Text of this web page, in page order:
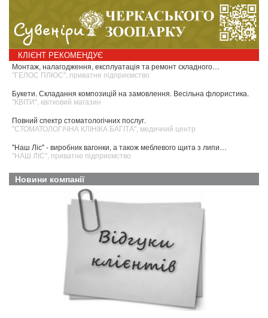
КЛІЄНТ РЕКОМЕНДУЄ
експлуатація та ремонт складного…
приватне підприємство
композицій на замовлення. Весільна флористика.
магазин
стоматологічних послуг.
КЛІНІКА БАГІТА", медичний центр
вагонки, а також меблевого щита з липи…
підприємство
Студентська
Усі види
Новини компанії